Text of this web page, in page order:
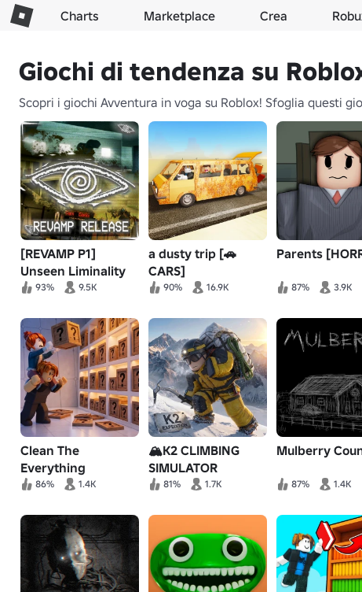
Charts Marketplace Crea
Giochi di tendenza su
Scopri i giochi Avventura in voga su Roblox! Sfoglia questi
[REVAMP P1]
Unseen Liminality
93% 9.5K
a dusty trip [🚗
CARS]
90% 16.9K
Parents
87% 3.9K
Clean The
Everything
86% 1.4K
🏔️K2 CLIMBING
SIMULATOR
81% 1.7K
Mulberry
87% 1.4K